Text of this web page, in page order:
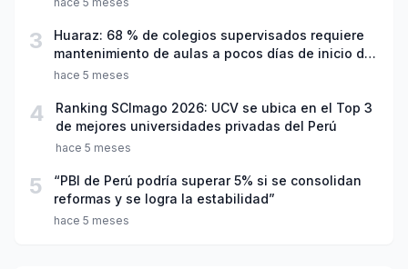
3
Huaraz: 68 % de colegios supervisados requiere
mantenimiento de aulas a pocos días de inicio del
año escolar 2026
hace 5 meses
4
Ranking SCImago 2026: UCV se ubica en el Top 3
de mejores universidades privadas del Perú
hace 5 meses
5
“PBI de Perú podría superar 5% si se consolidan
reformas y se logra la estabilidad”
hace 5 meses